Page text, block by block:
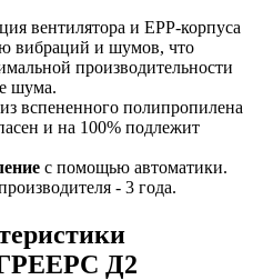
вентилятора и EPP-корпуса
вибраций и шумов, что
производительности
шума.
вспененного полипропилена
и на 100% подлежит
с помощью автоматики.
- 3 года.
ГРЕЕРС Д2